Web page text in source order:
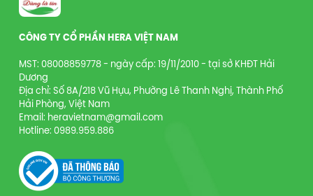
CÔNG TY CỔ PHẦN HERA VIỆT NAM
MST: 08008859778 - ngày cấp: 19/11/2010 - tại sở KHĐT Hải
Dương
Địa chỉ: Số 8A/218 Vũ Hựu, Phường Lê Thanh Nghị, Thành Phố
Hải Phòng, Việt Nam
Email: heravietnam@gmail.com
Hotline: 0989.959.886